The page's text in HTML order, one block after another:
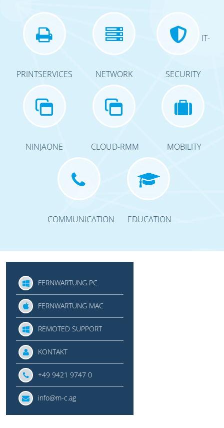
PRINTSERVICES NETWORK
IT-
SECURITY
NINJAONE CLOUD-RMM MOBILITY
COMMUNICATION EDUCATION
FERNWARTUNG PC
FERNWARTUNG MAC
REMOTED SUPPORT
KONTAKT
+49 9421 9747 0
info@m-c.ag